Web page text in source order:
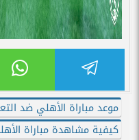
موعد مباراة الأهلي ضد
كيفية مشاهدة مباراة